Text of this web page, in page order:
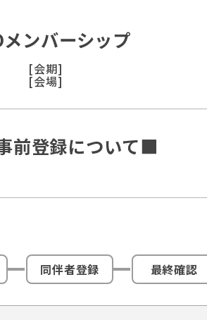
ンバーシップ
[会期]
[会場]
前登録について■
同伴者登録 最終確認